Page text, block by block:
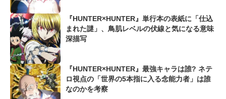
『HUNTER×HUNTER』単行本の表紙に「仕込
まれた謎」、鳥肌レベルの伏線と気になる意味
深描写
『HUNTER×HUNTER』最強キャラは誰? ネテ
ロ視点の「世界の5本指に入る念能力者」は誰
なのかを考察